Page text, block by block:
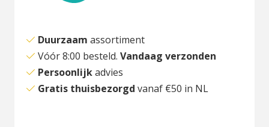
Duurzaam assortiment
Vóór 8:00 besteld. Vandaag verzonden
Persoonlijkadvies
Gratis thuisbezorgd vanaf €50 in NL